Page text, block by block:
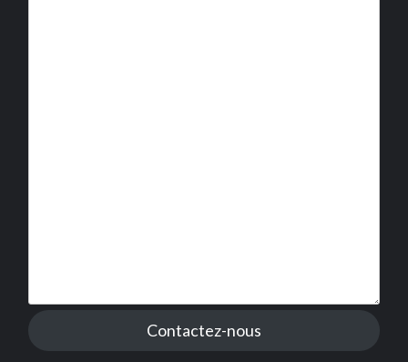
Contactez-nous